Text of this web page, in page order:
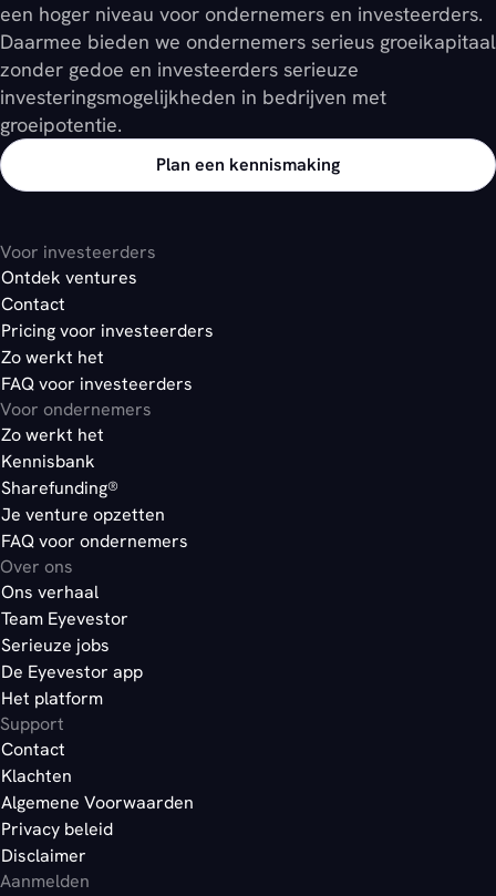
een hoger niveau voor ondernemers en investeerders.
Daarmee bieden we ondernemers serieus groeikapitaal
zonder gedoe en investeerders serieuze
investeringsmogelijkheden in bedrijven met
groeipotentie.
Plan een kennismaking
Voor investeerders
Ontdek ventures
Contact
Pricing voor investeerders
Zo werkt het
FAQ voor investeerders
Voor ondernemers
Zo werkt het
Kennisbank
Sharefunding®
Je venture opzetten
FAQ voor ondernemers
Over ons
Ons verhaal
Team Eyevestor
Serieuze jobs
De Eyevestor app
Het platform
Support
Contact
Klachten
Algemene Voorwaarden
Privacy beleid
Disclaimer
Aanmelden